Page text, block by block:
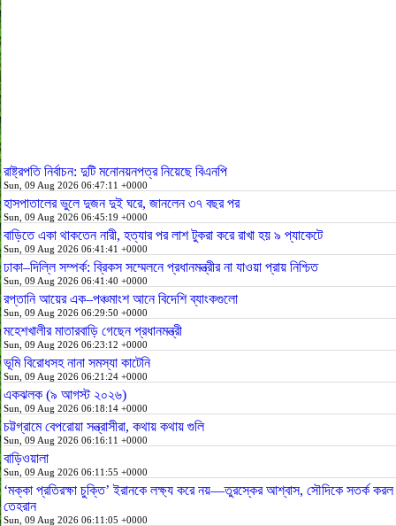
রাষ্ট্রপতি নির্বাচন: দুটি মনোনয়নপত্র নিয়েছে বিএনপি
Sun, 09 Aug 2026 06:47:11 +0000
হাসপাতালের ভুলে দুজন দুই ঘরে, জানলেন ৩৭ বছর পর
Sun, 09 Aug 2026 06:45:19 +0000
বাড়িতে একা থাকতেন নারী, হত্যার পর লাশ টুকরা করে রাখা হয় ৯ প্যাকেটে
Sun, 09 Aug 2026 06:41:41 +0000
ঢাকা–দিল্লি সম্পর্ক: ব্রিকস সম্মেলনে প্রধানমন্ত্রীর না যাওয়া প্রায় নিশ্চিত
Sun, 09 Aug 2026 06:41:40 +0000
রপ্তানি আয়ের এক–পঞ্চমাংশ আনে বিদেশি ব্যাংকগুলো
Sun, 09 Aug 2026 06:29:50 +0000
মহেশখালীর মাতারবাড়ি গেছেন প্রধানমন্ত্রী
Sun, 09 Aug 2026 06:23:12 +0000
ভূমি বিরোধসহ নানা সমস্যা কাটেনি
Sun, 09 Aug 2026 06:21:24 +0000
একঝলক (৯ আগস্ট ২০২৬)
Sun, 09 Aug 2026 06:18:14 +0000
চট্টগ্রামে বেপরোয়া সন্ত্রাসীরা, কথায় কথায় গুলি
Sun, 09 Aug 2026 06:16:11 +0000
বাড়িওয়ালা
Sun, 09 Aug 2026 06:11:55 +0000
‘মক্কা প্রতিরক্ষা চুক্তি’ ইরানকে লক্ষ্য করে নয়—তুরস্কের আশ্বাস, সৌদিকে সতর্ক করল
তেহরান
Sun, 09 Aug 2026 06:11:05 +0000